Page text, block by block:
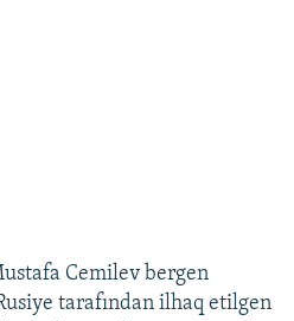
Cemilev bergen
tarafından ilhaq etilgen